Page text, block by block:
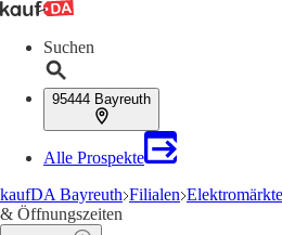
Suchen
95444 Bayreuth
Alle Prospekte
kaufDA Bayreuth Filialen Elektromärkte
& Öffnungszeiten